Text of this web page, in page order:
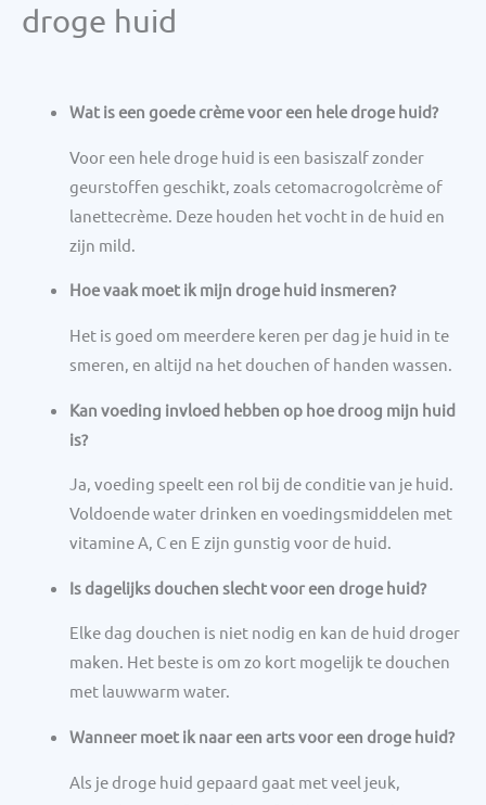
droge huid
Wat is een goede crème voor een hele droge huid?
Voor een hele droge huid is een basiszalf zonder
geurstoffen geschikt, zoals cetomacrogolcrème of
lanettecrème. Deze houden het vocht in de huid en
zijn mild.
Hoe vaak moet ik mijn droge huid insmeren?
Het is goed om meerdere keren per dag je huid in te
smeren, en altijd na het douchen of handen wassen.
Kan voeding invloed hebben op hoe droog mijn huid
is?
Ja, voeding speelt een rol bij de conditie van je huid.
Voldoende water drinken en voedingsmiddelen met
vitamine A, C en E zijn gunstig voor de huid.
Is dagelijks douchen slecht voor een droge huid?
Elke dag douchen is niet nodig en kan de huid droger
maken. Het beste is om zo kort mogelijk te douchen
met lauwwarm water.
Wanneer moet ik naar een arts voor een droge huid?
Als je droge huid gepaard gaat met veel jeuk,